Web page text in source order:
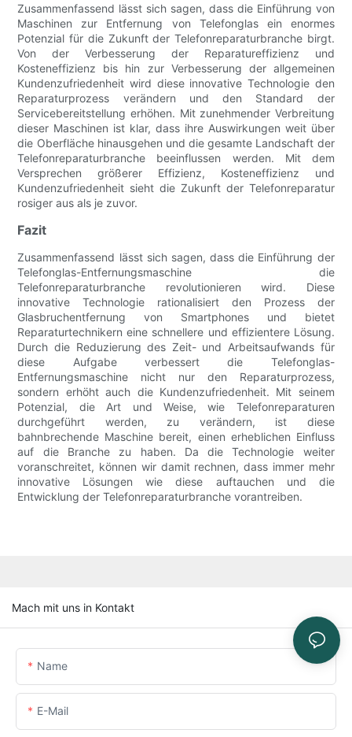
Zusammenfassend lässt sich sagen, dass die Einführung von
Maschinen zur Entfernung von Telefonglas ein enormes
Potenzial für die Zukunft der Telefonreparaturbranche birgt.
Von der Verbesserung der Reparatureffizienz und
Kosteneffizienz bis hin zur Verbesserung der allgemeinen
Kundenzufriedenheit wird diese innovative Technologie den
Reparaturprozess verändern und den Standard der
Servicebereitstellung erhöhen. Mit zunehmender Verbreitung
dieser Maschinen ist klar, dass ihre Auswirkungen weit über
die Oberfläche hinausgehen und die gesamte Landschaft der
Telefonreparaturbranche beeinflussen werden. Mit dem
Versprechen größerer Effizienz, Kosteneffizienz und
Kundenzufriedenheit sieht die Zukunft der Telefonreparatur
rosiger aus als je zuvor.
Fazit
Zusammenfassend lässt sich sagen, dass die Einführung der
Telefonglas-Entfernungsmaschine die
Telefonreparaturbranche revolutionieren wird. Diese
innovative Technologie rationalisiert den Prozess der
Glasbruchentfernung von Smartphones und bietet
Reparaturtechnikern eine schnellere und effizientere Lösung.
Durch die Reduzierung des Zeit- und Arbeitsaufwands für
diese Aufgabe verbessert die Telefonglas-
Entfernungsmaschine nicht nur den Reparaturprozess,
sondern erhöht auch die Kundenzufriedenheit. Mit seinem
Potenzial, die Art und Weise, wie Telefonreparaturen
durchgeführt werden, zu verändern, ist diese
bahnbrechende Maschine bereit, einen erheblichen Einfluss
auf die Branche zu haben. Da die Technologie weiter
voranschreitet, können wir damit rechnen, dass immer mehr
innovative Lösungen wie diese auftauchen und die
Entwicklung der Telefonreparaturbranche vorantreiben.
Mach mit uns in Kontakt
Name
E-Mail